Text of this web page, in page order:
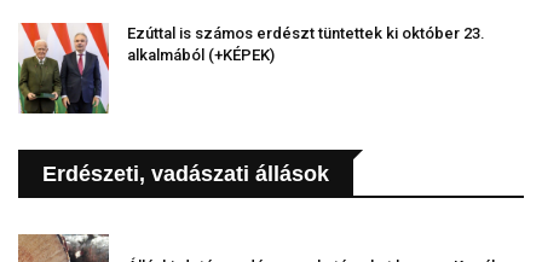
Ezúttal is számos erdészt tüntettek ki október 23.
alkalmából (+KÉPEK)
Erdészeti, vadászati állások